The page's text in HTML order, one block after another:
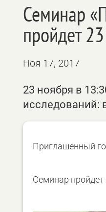
Семинар
пройдет
Ноя 17, 2017
23 ноября в
исследований:
Приглашенный
Семинар пройдет